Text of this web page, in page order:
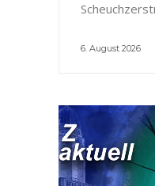
6. August 2026